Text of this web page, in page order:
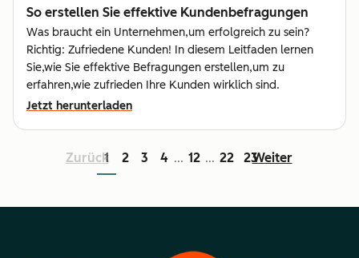
So erstellen Sie effektive Kundenbefragungen
Was braucht ein Unternehmen,um erfolgreich zu sein?
Richtig: Zufriedene Kunden! In diesem Leitfaden lernen
Sie,wie Sie effektive Befragungen erstellen,um zu
erfahren,wie zufrieden Ihre Kunden wirklich sind.
Jetzt herunterladen
Zurück
1 2 3 4 ... 12 ... 22 23Weiter